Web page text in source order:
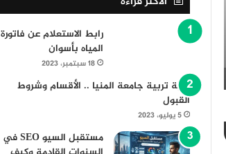
مسجد الفولي بالمنيا: منارة دينية وتاريخية عريقة
رابط الاستعلام عن فاتورة
المياه بأسوان
18 سبتمبر، 2023
كلية تربية جامعة المنيا .. الأقسام وشروط
القبول
5 يوليو، 2023
مستقبل السيو SEO في